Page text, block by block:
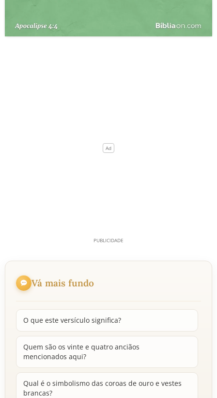
QUEM SOMOS
Vá mais fundo
O que este versículo significa?
Quem são os vinte e quatro anciãos
mencionados aqui?
Qual é o simbolismo das coroas de ouro e vestes
brancas?